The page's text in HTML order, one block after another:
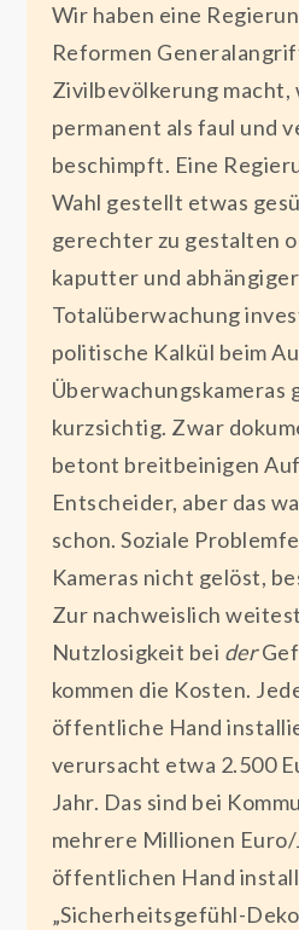
Wir haben eine
Reformen
Zivilbevölkerung macht,
permanent als faul und
beschimpft. Eine
Wahl gestellt etwas
gerechter zu gestalten
kaputter und
Totalüberwachung
politische Kalkül beim
Überwachungskameras
kurzsichtig. Zwar
betont breitbeinigen
Entscheider, aber das
schon. Soziale
Kameras nicht gelöst,
Zur nachweislich
Nutzlosigkeit bei der
kommen die Kosten.
öffentliche Hand
verursacht etwa 2.500
Jahr. Das sind bei
mehrere Millionen
öffentlichen Hand
„Sicherheitsgefühl-